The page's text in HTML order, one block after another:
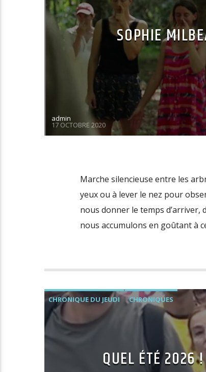
SOPHIE
admin
17 OCTOBRE 2020
Marche silencieuse entre les
yeux ou à lever le nez pour
nous donner le temps d’arriver,
nous accumulons en goûtant à
CHRONIQUE DU JEUDI CHRONIQUES
QUEL ÉTÉ 2026